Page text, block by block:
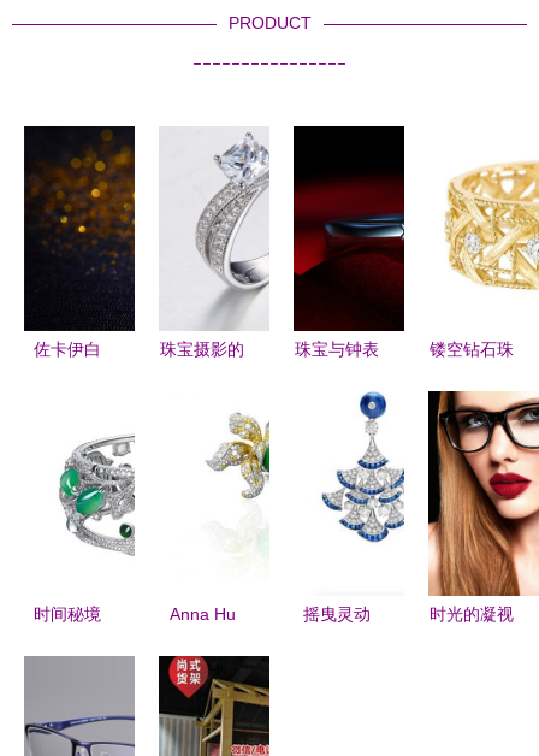
PRODUCT
----------------
佐卡伊白
指 璀璨工
艺与个性表
达的融合
珠宝摄影的
解读白底原
图
WL350546778
珠宝与钟表
的艺术融合
镂空钻石珠
般柔美的光
影艺术
时间秘境
Anna Hu
会首位受邀
华裔女性珠
摇曳灵动
时光的凝视